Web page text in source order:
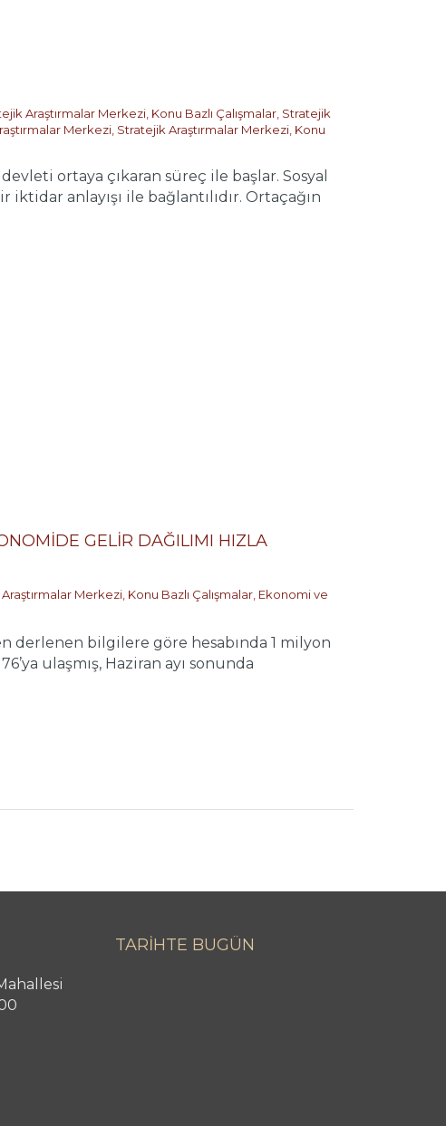
Araştırmalar Merkezi Konu Bazlı Çalışmalar Stratejik
Merkezi Stratejik Araştırmalar Merkezi Konu
ortaya çıkaran süreç ile başlar. Sosyal
iktidar anlayışı ile bağlantılıdır. Ortaçağın
GELİR DAĞILIMI HIZLA
Merkezi Konu Bazlı Çalışmalar Ekonomi ve
derlenen bilgilere göre hesabında 1 milyon
ulaşmış, Haziran ayı sonunda
TARİHTE BUGÜN